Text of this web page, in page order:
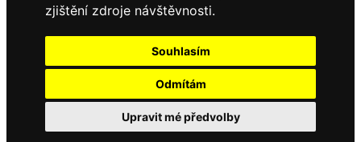
zjištění zdroje návštěvnosti.
Souhlasím
Odmítám
Upravit mé předvolby